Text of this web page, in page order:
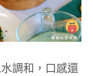
調和，口感還